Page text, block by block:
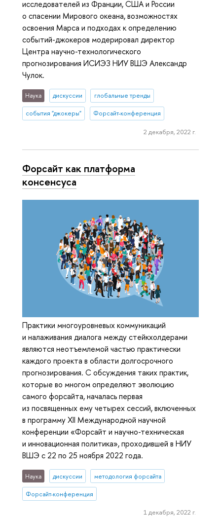
исследователей из Франции, США и России
о спасении Мирового океана, возможностях
освоения Марса и подходах к определению
событий-джокеров модерировал директор
Центра научно-технологического
прогнозирования ИСИЭЗ НИУ ВШЭ Александр
Чулок.
Наука дискуссии глобальные тренды
события "джокеры" Форсайт-конференция
2 декабря, 2022 г.
Форсайт как платформа
консенсуса
Практики многоуровневых коммуникаций
и налаживания диалога между стейкхолдерами
являются неотъемлемой частью практически
каждого проекта в области долгосрочного
прогнозирования. С обсуждения таких практик,
которые во многом определяют эволюцию
самого форсайта, началась первая
из посвященных ему четырех сессий, включенных
в программу XII Международной научной
конференции «Форсайт и научно-техническая
и инновационная политика», проходившей в НИУ
ВШЭ с 22 по 25 ноября 2022 года.
Наука дискуссии методология форсайта
Форсайт-конференция
1 декабря, 2022 г.